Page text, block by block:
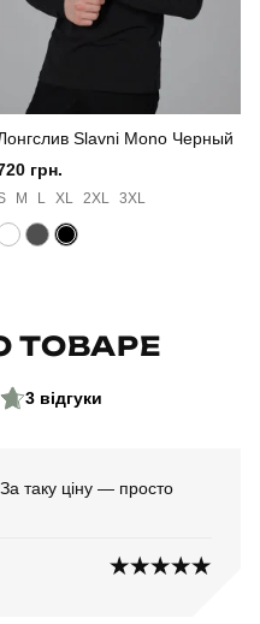
Slavni Mono Черный
грн.
M L XL 2XL 3XL
ТОВАРЕ
3 відгуки
таку ціну — просто